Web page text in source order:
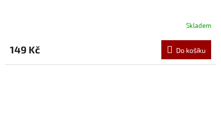
Skladem
149 Kč Do košíku